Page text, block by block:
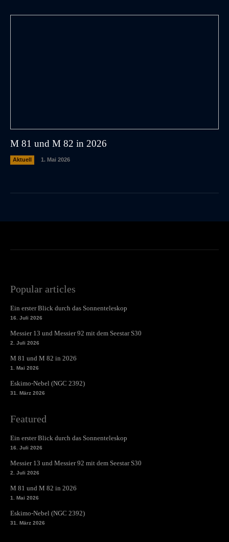
M 81 und M 82 in 2026
Aktuell 1. Mai 2026
Popular articles
Ein erster Blick durch das Sonnenteleskop
16. Juli 2026
Messier 13 und Messier 92 mit dem Seestar S30
2. Juli 2026
M 81 und M 82 in 2026
1. Mai 2026
Eskimo-Nebel (NGC 2392)
31. März 2026
Featured
Ein erster Blick durch das Sonnenteleskop
16. Juli 2026
Messier 13 und Messier 92 mit dem Seestar S30
2. Juli 2026
M 81 und M 82 in 2026
1. Mai 2026
Eskimo-Nebel (NGC 2392)
31. März 2026